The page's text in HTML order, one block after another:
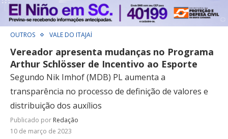
OUTROS VALE DO ITAJAÍ
Vereador apresenta mudanças no Programa
Arthur Schlösser de Incentivo ao Esporte
Segundo Nik Imhof (MDB) PL aumenta a
transparência no processo de definição de valores e
distribuição dos auxílios
Publicado por Redação
10 de março de 2023